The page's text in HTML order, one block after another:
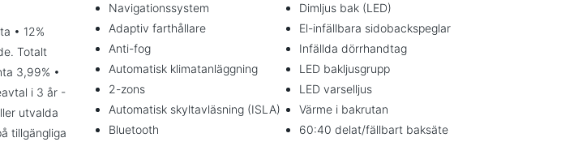
• 12%
Totalt
3,99% •
i 3 år -
utvalda
tillgängliga
Navigationssystem
Adaptiv farthållare
Anti-fog
Automatisk klimatanläggning
2-zons
Automatisk skyltavläsning (ISLA)
Bluetooth
Dimljus bak (LED)
El-infällbara sidobackspeglar
Infällda dörrhandtag
LED bakljusgrupp
LED varselljus
Värme i bakrutan
60:40 delat/fällbart baksäte